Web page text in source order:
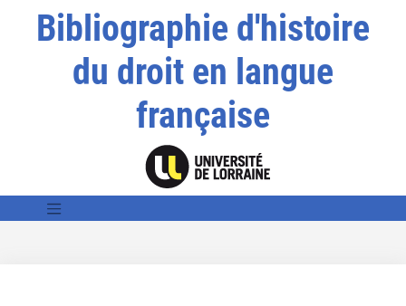
Bibliographie d'histoire
du droit en langue
française